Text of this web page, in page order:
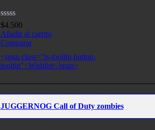
$4.500
Añadir al carrito
Comparar
<span class="ts-tooltip button-
tooltip">Wishlist</span>
JUGGERNOG Call of Duty zombies